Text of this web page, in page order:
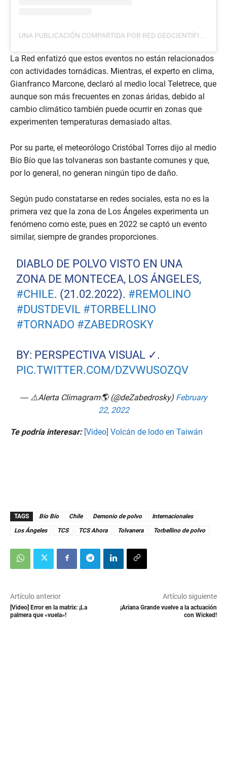
La Red enfatizó que estos eventos no están relacionados
con actividades tornádicas. Mientras, el experto en clima,
Gianfranco Marcone, declaró al medio local Teletrece, que
aunque son más frecuentes en zonas áridas, debido al
cambio climático también puede ocurrir en zonas que
experimenten temperaturas demasiado altas.
Por su parte, el meteorólogo Cristóbal Torres dijo al medio
Bío Bío que las tolvaneras son bastante comunes y que,
por lo general, no generan ningún tipo de daño.
Según pudo constatarse en redes sociales, esta no es la
primera vez que la zona de Los Ángeles experimenta un
fenómeno como este, pues en 2022 se captó un evento
similar, siempre de grandes proporciones.
DIABLO DE POLVO VISTO EN UNA
ZONA DE MONTECEA, LOS ÁNGELES,
#CHILE. (21.02.2022). #REMOLINO
#DUSTDEVIL #TORBELLINO
#TORNADO #ZABEDROSKY
BY: PERSPECTIVA VISUAL ✓.
PIC.TWITTER.COM/DZVWUSOZQV
— ⚠️Alerta Climagram🌎 (@deZabedrosky) February
22, 2022
Te podría interesar: [Video] Volcán de lodo en Taiwán
TAGS Bío Bío Chile Demonio de polvo
Internacionales
Los Ángeles
TCS TCS Ahora Tolvanera Torbellino de polvo
Artículo anterior
[Video] Error en la matrix: ¡La
palmera que «vuela»!
Artículo siguiente
¡Ariana Grande vuelve a la actuación
con Wicked!